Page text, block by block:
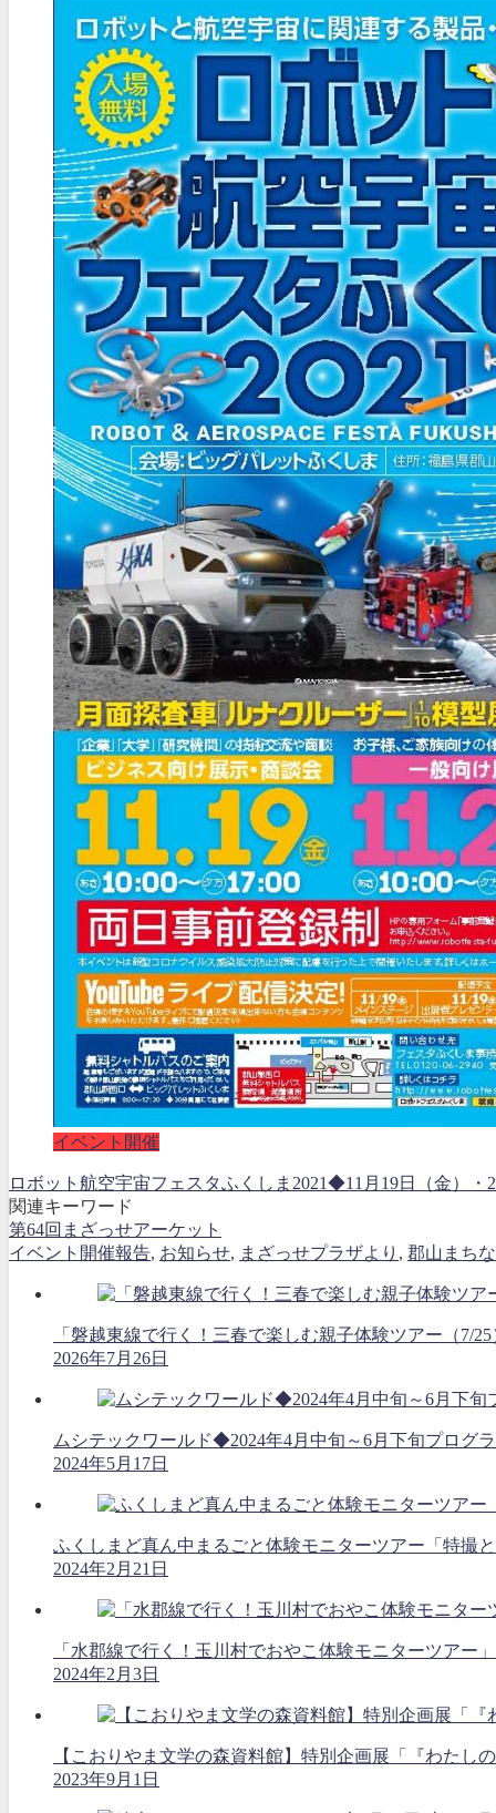
イベント開催
ロボット航空宇宙フェスタふくしま2021◆11月19日（金
関連キーワード
第64回まざっせアーケット
イベント開催報告, お知らせ, まざっせプラザより , 郡山まち
「磐越東線で行く！三春で楽しむ親子体験ツアー（7/
2026年7月26日
ムシテックワールド◆2024年4月中旬～6月下旬プログ
2024年5月17日
ふくしまど真ん中まるごと体験モニターツアー「特
2024年2月21日
「水郡線で行く！玉川村でおやこ体験モニターツアー
2024年2月3日
【こおりやま文学の森資料館】特別企画展「『わた
2023年9月1日